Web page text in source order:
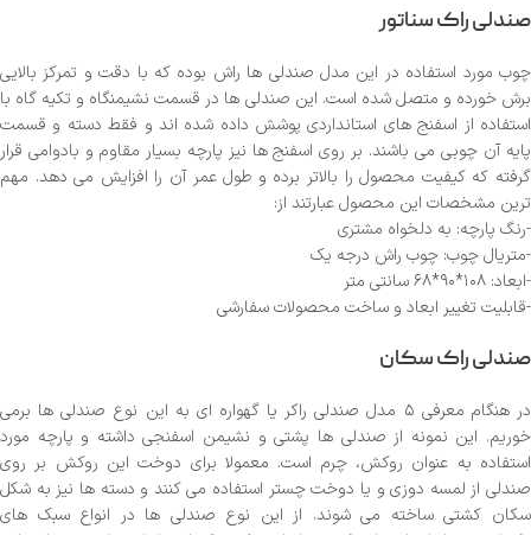
صندلی راک سناتور
چوب مورد استفاده در این مدل صندلی ها راش بوده که با دقت و تمرکز بالایی
برش خورده و متصل شده است. این صندلی ها در قسمت نشیمنگاه و تکیه گاه با
استفاده از اسفنج های استانداردی پوشش داده شده اند و فقط دسته و قسمت
پایه آن چوبی می باشند. بر روی اسفنج ها نیز پارچه بسیار مقاوم و بادوامی قرار
گرفته که کیفیت محصول را بالاتر برده و طول عمر آن را افزایش می دهد. مهم
ترین مشخصات این محصول عبارتند از:
-رنگ پارچه: به دلخواه مشتری
-متریال چوب: چوب راش درجه یک
-ابعاد: ۱۰۸*۹۰*۶۸ سانتی متر
-قابلیت تغییر ابعاد و ساخت محصولات سفارشی
صندلی راک سکان
در هنگام معرفی ۵ مدل صندلی راکر یا گهواره ای به این نوع صندلی ها برمی
خوریم. این نمونه از صندلی ها پشتی و نشیمن اسفنجی داشته و پارچه مورد
استفاده به عنوان روکش، چرم است. معمولا برای دوخت این روکش بر روی
صندلی از لمسه دوزی و یا دوخت چستر استفاده می کنند و دسته ها نیز به شکل
سکان کشتی ساخته می شوند. از این نوع صندلی ها در انواع سبک های